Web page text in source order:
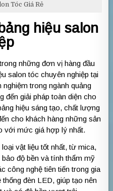
Tóc Giá Rẻ
hiệu salon
những đơn vị hàng đầu
salon tóc chuyên nghiệp tại
trong ngành quảng
đến giải pháp toàn diện cho
hiệu sáng tạo, chất lượng
cho khách hàng những sản
với mức giá hợp lý nhất.
vật liệu tốt nhất, từ mica,
độ bền và tính thẩm mỹ
công nghệ tiên tiến trong gia
đèn LED, giúp tạo nên